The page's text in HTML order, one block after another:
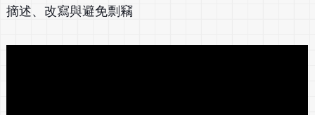
摘述、改寫與避免剽竊